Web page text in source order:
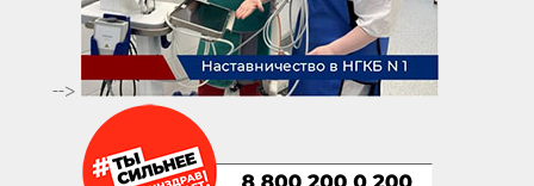
-->